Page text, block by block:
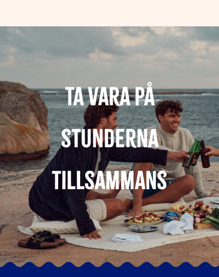
Ta vara på
stunderna
tillsammans